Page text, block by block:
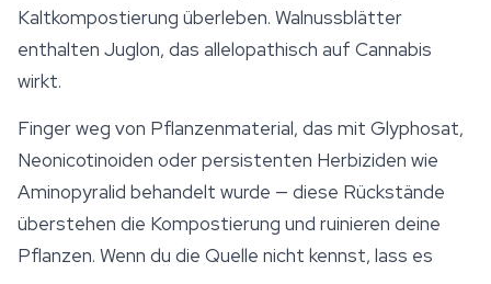
Kaltkompostierung überleben. Walnussblätter
enthalten Juglon, das allelopathisch auf Cannabis
wirkt.
Finger weg von Pflanzenmaterial, das mit Glyphosat,
Neonicotinoiden oder persistenten Herbiziden wie
Aminopyralid behandelt wurde — diese Rückstände
überstehen die Kompostierung und ruinieren deine
Pflanzen. Wenn du die Quelle nicht kennst, lass es